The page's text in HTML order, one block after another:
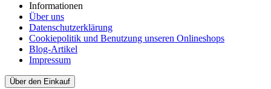
Informationen
Über uns
Datenschutzerklärung
Cookiepolitik und Benutzung unseren Onlineshops
Blog-Artikel
Impressum
Über den Einkauf